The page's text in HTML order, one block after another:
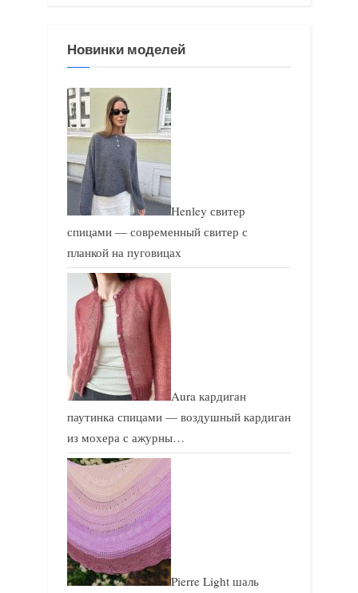
а
Новинки моделей
Henley свитер
спицами — современный свитер с
планкой на пуговицах
Aura кардиган
паутинка спицами — воздушный кардиган
из мохера с ажурны…
Pierre Light шаль